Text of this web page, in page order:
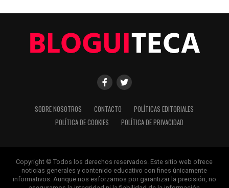
Nuestro equipo editorial no solo informa las noticias: las vive.
Con años de experiencia en primera línea, buscamos los
una mirada atenta al detalle, abordamos la política, la cultura y
titulares cambian cada minuto, puedes contar con nosotros
para abrirnos paso entre el ruido y ofrecerte claridad en
bandeja de plata.
SOBRE NOSOTROS CONTACTO
POLÍTICAS EDITORIALES
POLÍTICA DE COOKIES
POLÍTICA DE PRIVACIDAD
Copyright © Todos los derechos reservados. Este sitio web ofrece
noticias generales y contenido educativo con fines únicamente
informativos. Aunque nos esforzamos por garantizar la precisión, no